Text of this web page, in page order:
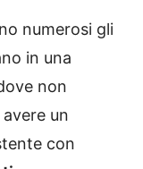
numerosi gli
in una
non
un
con